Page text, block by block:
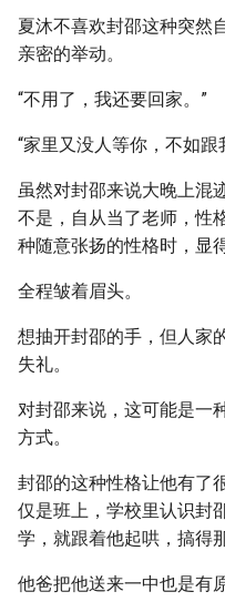
夏沐不喜欢封邵这种突然
亲密的举动。
“不用了，我还要回家。”
“家里又没人等你，不如跟
虽然对封邵来说大晚上混
不是，自从当了老师，性
种随意张扬的性格时，显
全程皱着眉头。
想抽开封邵的手，但人家
失礼。
对封邵来说，这可能是一
方式。
封邵的这种性格让他有了
仅是班上，学校里认识封
学，就跟着他起哄，搞得
他爸把他送来一中也是有